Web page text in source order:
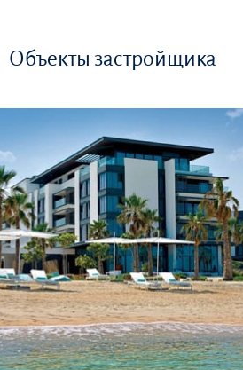
Объекты застройщика